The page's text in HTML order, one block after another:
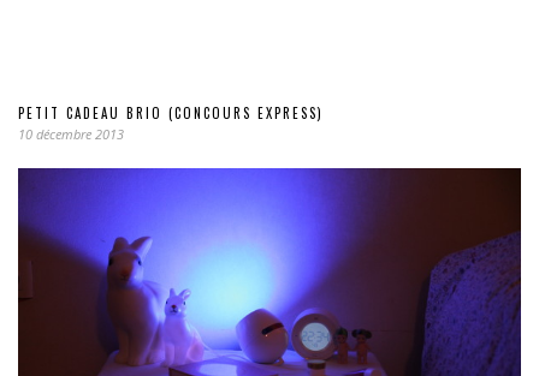
PETIT CADEAU BRIO (CONCOURS EXPRESS)
10 décembre 2013